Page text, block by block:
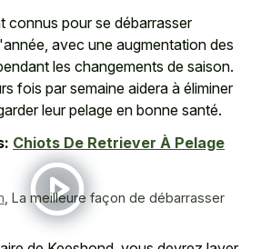
connus pour se débarrasser
avec une augmentation des
les changements de saison.
fois par semaine aidera à éliminer
leur pelage en bonne santé.
Chiots De Retriever À Pelage
La meilleure façon de débarrasser